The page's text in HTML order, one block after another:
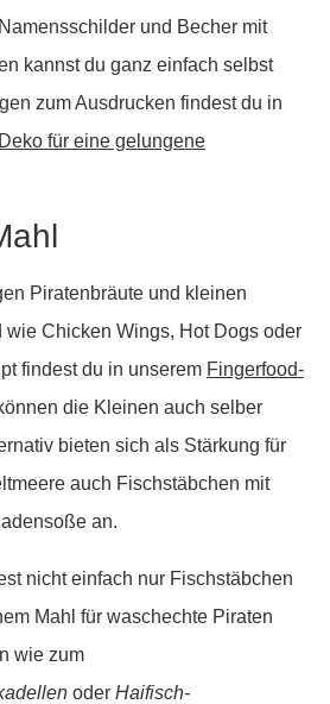
und Becher mit
kannst du ganz einfach selbst
zum Ausdrucken findest du in
für eine gelungene
Piratenbräute und kleinen
wie Chicken Wings, Hot Dogs oder
findest du in unserem Fingerfood-
die Kleinen auch selber
bieten sich als Stärkung für
auch Fischstäbchen mit
an.
nicht einfach nur Fischstäbchen
Mahl für waschechte Piraten
wie zum
oder Haifisch-